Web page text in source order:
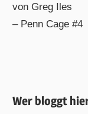
von Greg Iles
– Penn Cage #4
Wer bloggt